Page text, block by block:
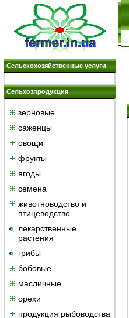
Сельскохозяйственные услуги
Сельхозпродукция
зерновые
саженцы
овощи
фрукты
ягоды
семена
животноводство и
птицеводство
лекарственные
растения
грибы
бобовые
масличные
орехи
продукция рыбоводства